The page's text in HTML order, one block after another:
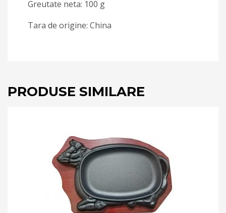
Greutate neta: 100 g
Tara de origine: China
PRODUSE SIMILARE